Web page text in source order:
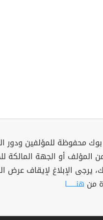
محفوظة للمؤلفين ودور
المؤلف أو الجهة المالكة
يرجى الإبلاغ لإيقاف عرض
من هنــــــا